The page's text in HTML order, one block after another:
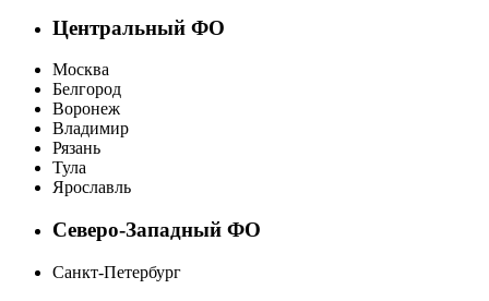
Центральный ФО
Москва
Белгород
Воронеж
Владимир
Рязань
Тула
Ярославль
Северо-Западный ФО
Санкт-Петербург